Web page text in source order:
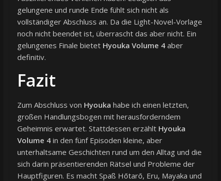
gelungene und runde Ende fühlt sich nicht als
vollständiger Abschluss an. Da die Light-Novel-Vorlage
noch nicht beendet ist, überrascht das aber nicht. Ein
gelungenes Finale bietet Hyouka Volume 4aber
definitiv.
Fazit
Zum Abschluss von Hyouka habe ich einen letzten,
großen Handlungsbogen mit herausforderndem
Geheimnis erwartet. Stattdessen erzählt Hyouka
Volume 4in den fünf Episoden kleine, aber
unterhaltsame Geschichten rund um den Alltag und die
sich darin präsentierenden Rätsel und Probleme der
Hauptfiguren. Es macht Spaß Hōtarō, Eru, Mayaka und